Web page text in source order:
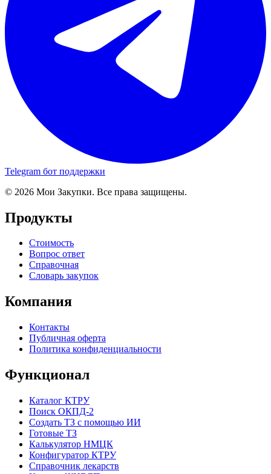
Telegram бот поддержки
© 2026 Мои Закупки. Все права защищены.
Продукты
Стоимость
Вопрос ответ
Справочная
Словарь закупок
Компания
Контакты
Публичная оферта
Политика конфиденциальности
Функционал
Каталог КТРУ
Поиск ОКПД-2
Создать ТЗ с помощью ИИ
Готовые ТЗ
Калькулятор НМЦК
Конфигуратор КТРУ
Справочник лекарств